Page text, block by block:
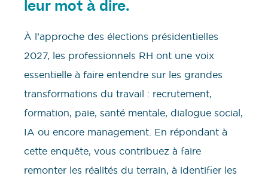
leur mot à dire.
À l’approche des élections présidentielles
2027, les professionnels RH ont une voix
essentielle à faire entendre sur les grandes
transformations du travail : recrutement,
formation, paie, santé mentale, dialogue social,
IA ou encore management. En répondant à
cette enquête, vous contribuez à faire
remonter les réalités du terrain, à identifier les